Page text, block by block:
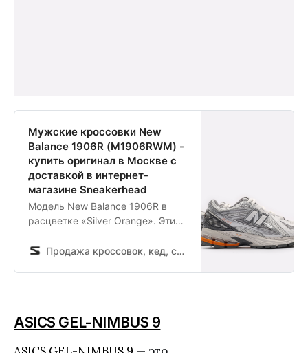
Мужские кроссовки New
Balance 1906R (M1906RWM) -
купить оригинал в Москве с
доставкой в интернет-
магазине Sneakerhead
Модель New Balance 1906R в
расцветке «Silver Orange». Эти
вентиляцию и идеально дополнят
sneakerhead.ru, чтобы найти
предлагаем бесплатную до…
Продажа кроссовок, кед, спортивной обуви и одежды в интернет магазине Sneakerhead
ASICS GEL-NIMBUS 9